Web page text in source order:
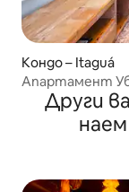
Кондо – Itaguá
Апартамент
Латитуде 23,
Други